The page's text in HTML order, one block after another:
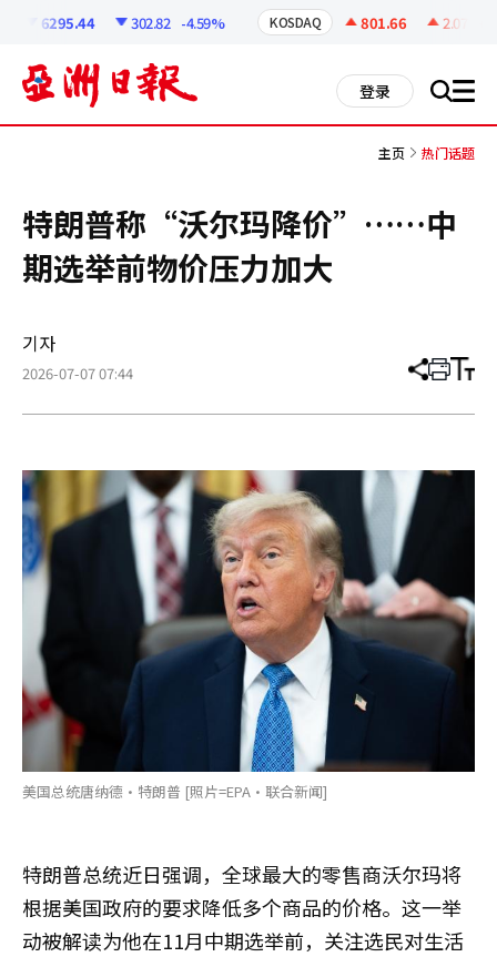
6295.44 302.82 -4.59% KOSDAQ 801.66 2.07
登录 搜 all
主页 热门话题
特朗普称“沃尔玛降价”……中
期选举前物价压力加大
기자
2026-07-07 07:44 分
章
打 调
小
美国总统唐纳德·特朗普 [照片=EPA·联合新闻]
特朗普总统近日强调，全球最大的零售商沃尔玛将
根据美国政府的要求降低多个商品的价格。这一举
动被解读为他在11月中期选举前，关注选民对生活